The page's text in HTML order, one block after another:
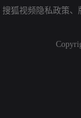
搜狐视频隐私政策、